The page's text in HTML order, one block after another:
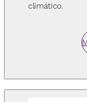
climático.